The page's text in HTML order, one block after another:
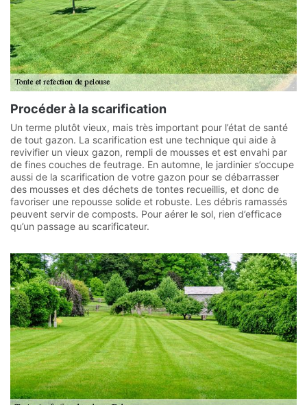
Procéder à la scarification
Un terme plutôt vieux, mais très important pour l’état de santé
de tout gazon. La scarification est une technique qui aide à
revivifier un vieux gazon, rempli de mousses et est envahi par
de fines couches de feutrage. En automne, le jardinier s’occupe
aussi de la scarification de votre gazon pour se débarrasser
des mousses et des déchets de tontes recueillis, et donc de
favoriser une repousse solide et robuste. Les débris ramassés
peuvent servir de composts. Pour aérer le sol, rien d’efficace
qu’un passage au scarificateur.